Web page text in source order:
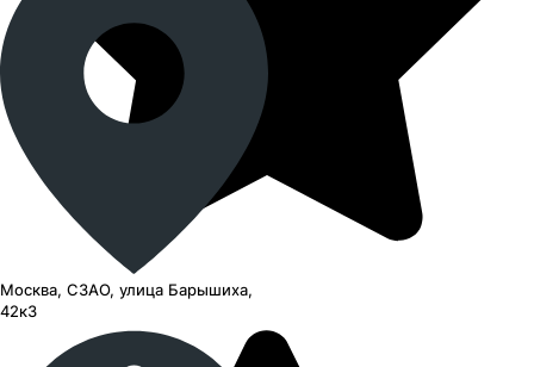
Москва, СЗАО, улица Барышиха,
42к3